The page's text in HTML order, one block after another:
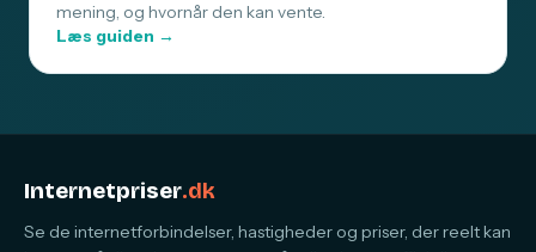
mening, og hvornår den kan vente.
Læs guiden →
Internetpriser.dk
Se de internetforbindelser, hastigheder og priser, der reelt kan